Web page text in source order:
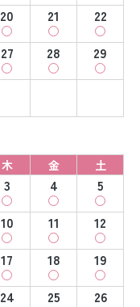
20 21
22
27 28
29
木 金 土
3 4
5
10 11
12
17 18
19
24 25
26